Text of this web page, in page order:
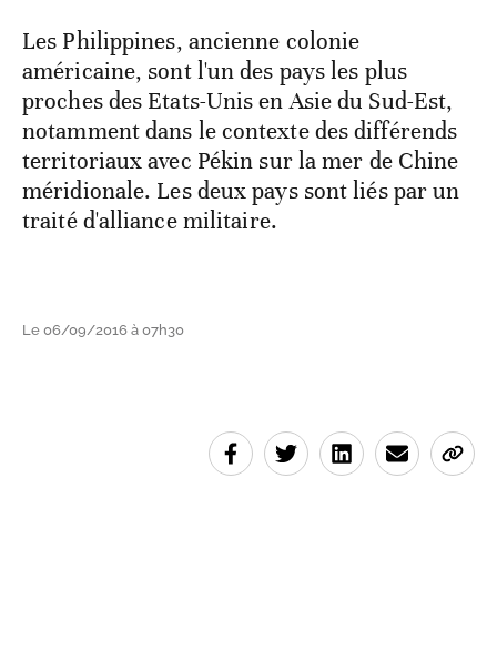
Les Philippines, ancienne colonie
américaine, sont l'un des pays les plus
proches des Etats-Unis en Asie du Sud-Est,
notamment dans le contexte des différends
territoriaux avec Pékin sur la mer de Chine
méridionale. Les deux pays sont liés par un
traité d'alliance militaire.
Le 06/09/2016 à 07h30